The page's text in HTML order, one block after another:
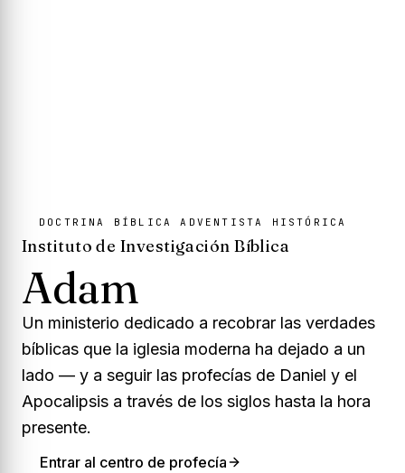
DOCTRINA BÍBLICA ADVENTISTA HISTÓRICA
Instituto de Investigación Bíblica
Adam
Un ministerio dedicado a recobrar las verdades
bíblicas que la iglesia moderna ha dejado a un
lado — y a seguir las profecías de Daniel y el
Apocalipsis a través de los siglos hasta la hora
presente.
Entrar al centro de profecía